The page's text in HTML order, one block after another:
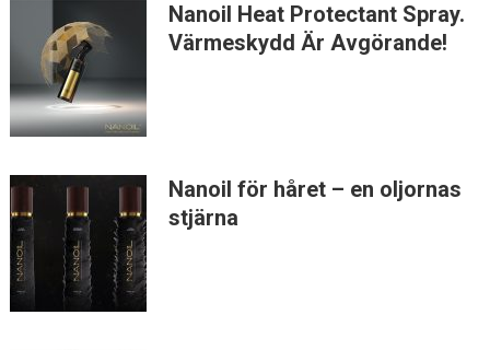
Nanoil Heat Protectant Spray.
Värmeskydd Är Avgörande!
Nanoil för håret – en oljornas
stjärna